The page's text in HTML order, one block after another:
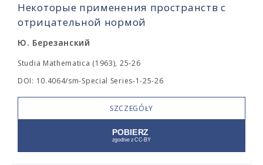
Некоторые применения пространств с
отрицательной нормой
Ю. Березанский
Studia Mathematica (1963), 25-26
DOI: 10.4064/sm-Special Series-1-25-26
SZCZEGÓŁY